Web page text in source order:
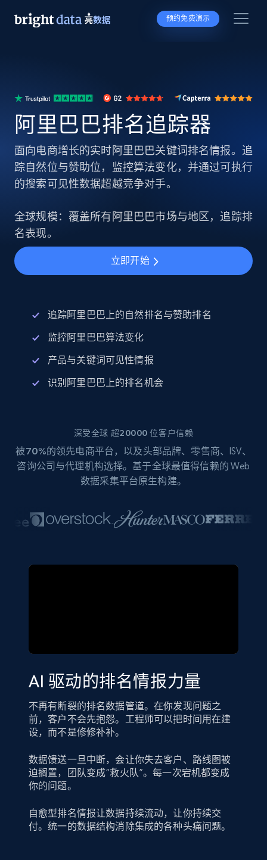
预约免费演示
阿里巴巴排名追踪器
面向电商增长的实时阿里巴巴关键词排名情报。追
踪自然位与赞助位，监控算法变化，并通过可执行
的搜索可见性数据超越竞争对手。
全球规模：覆盖所有阿里巴巴市场与地区，追踪排
名表现。
立即开始
追踪阿里巴巴上的自然排名与赞助排名
监控阿里巴巴算法变化
产品与关键词可见性情报
识别阿里巴巴上的排名机会
深受全球 超20000 位客户信赖
被70%的领先电商平台，以及头部品牌、零售商、ISV、
咨询公司与代理机构选择。基于全球最值得信赖的 Web
数据采集平台原生构建。
AI 驱动的排名情报力量
不再有断裂的排名数据管道。在你发现问题之
前，客户不会先抱怨。工程师可以把时间用在建
设，而不是修修补补。
数据馈送一旦中断，会让你失去客户、路线图被
迫搁置，团队变成“救火队”。每一次宕机都变成
你的问题。
自愈型排名情报让数据持续流动，让你持续交
付。统一的数据结构消除集成的各种头痛问题。